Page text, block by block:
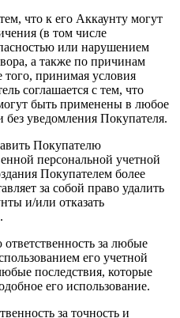
что к его Аккаунту могут
(в том числе
или нарушением
а также по причинам
того, принимая условия
соглашается с тем, что
быть применены в любое
уведомления Покупателя.
Покупателю
персональной учетной
Покупателем более
за собой право удалить
и/или отказать
за любые
его учетной
последствия, которые
его использование.
за точность и